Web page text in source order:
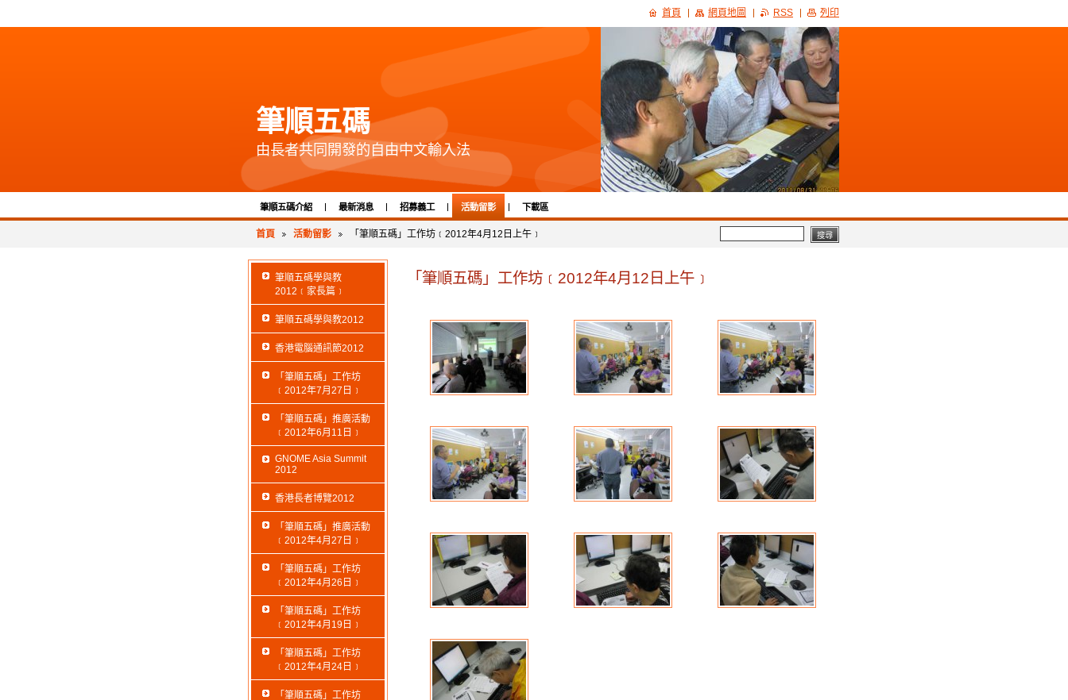
筆順五碼
由長者共同開發的自由中文輸入法
筆順五碼介紹 最新消息 招募義工 活動留影 下載區
首頁 活動留影 「筆順五碼」工作坊﹝2012年4月12日上午﹞
「筆順五碼」工作坊﹝2012年4月12日上午﹞
筆順五碼學與教
2012﹝家長篇﹞
筆順五碼學與教2012
香港電腦通訊節2012
「筆順五碼」工作坊
﹝2012年7月27日﹞
「筆順五碼」推廣活動
﹝2012年6月11日﹞
GNOME Asia Summit
2012
香港長者博覽2012
「筆順五碼」推廣活動
﹝2012年4月27日﹞
「筆順五碼」工作坊
﹝2012年4月26日﹞
「筆順五碼」工作坊
﹝2012年4月19日﹞
「筆順五碼」工作坊
﹝2012年4月24日﹞
「筆順五碼」工作坊
首頁 網頁地圖 RSS 列印